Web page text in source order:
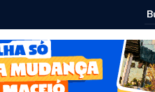
Brasil repudia revogação de visto